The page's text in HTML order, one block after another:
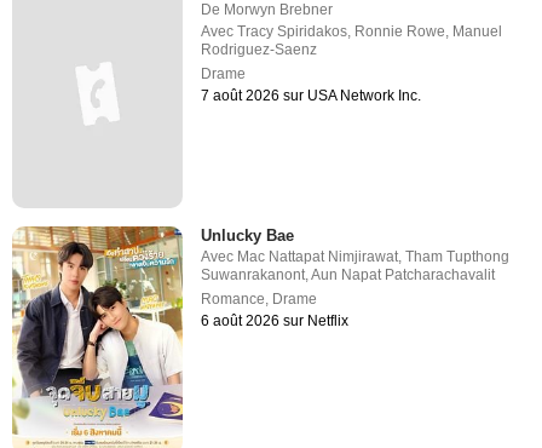
De Morwyn Brebner
AvecTracy Spiridakos, Ronnie Rowe, Manuel
Rodriguez-Saenz
Drame
7 août 2026 sur USA Network Inc.
Unlucky Bae
Avec Mac Nattapat Nimjirawat ,Tham Tupthong
Suwanrakanont ,Aun Napat Patcharachavalit
Romance Drame
6 août 2026 sur Netflix